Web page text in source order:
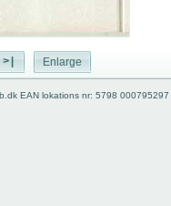
>| Enlarge
EAN lokations nr: 5798 000795297